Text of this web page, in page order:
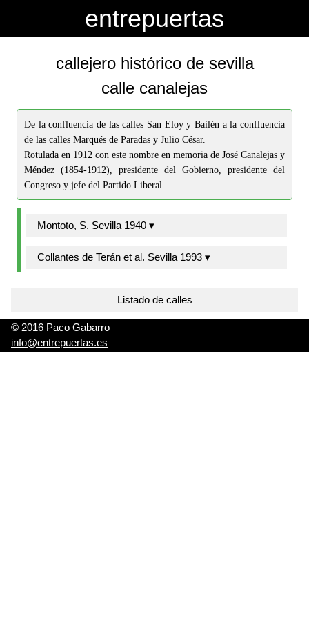
entrepuertas
callejero histórico de sevilla
calle canalejas
De la confluencia de las calles San Eloy y Bailén a la confluencia
de las calles Marqués de Paradas y Julio César.
Rotulada en 1912 con este nombre en memoria de José Canalejas y
Méndez (1854-1912), presidente del Gobierno, presidente del
Congreso y jefe del Partido Liberal.
Montoto, S. Sevilla 1940 ▾
Collantes de Terán et al. Sevilla 1993 ▾
Listado de calles
© 2016 Paco Gabarro
info@entrepuertas.es